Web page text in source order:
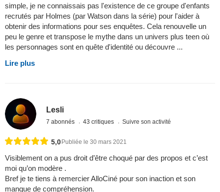
simple, je ne connaissais pas l'existence de ce groupe d'enfants
recrutés par Holmes (par Watson dans la série) pour l'aider à
obtenir des informations pour ses enquêtes. Cela renouvelle un
peu le genre et transpose le mythe dans un univers plus teen où
les personnages sont en quête d'identité ou découvre ...
Lire plus
Lesli
7 abonnés 43 critiques Suivre son activité
5,0 Publiée le 30 mars 2021
Visiblement on a pus droit d’être choqué par des propos et c’est
moi qu’on modère .
Bref je te tiens à remercier AlloCiné pour son inaction et son
manque de compréhension.